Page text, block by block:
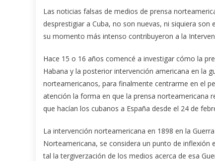
Las noticias falsas de medios de prensa
desprestigiar a Cuba, no son nuevas, ni siquiera son
su momento más intenso contribuyeron a la
Hace 15 o 16 años comencé a investigar cómo la
Habana y la posterior intervención americana en la
norteamericanos, para finalmente centrarme en el
atención la forma en que la prensa norteamericana
que hacían los cubanos a España desde el 24 de
La intervención norteamericana en 1898 en la
Norteamericana, se considera un punto de inflexión
tal la tergiverzación de los medios acerca de esa